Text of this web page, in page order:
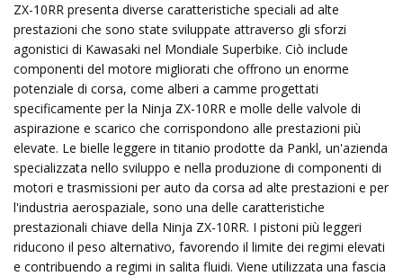
ZX-10RR presenta diverse caratteristiche speciali ad alte
prestazioni che sono state sviluppate attraverso gli sforzi
agonistici di Kawasaki nel Mondiale Superbike. Ciò include
componenti del motore migliorati che offrono un enorme
potenziale di corsa, come alberi a camme progettati
specificamente per la Ninja ZX-10RR e molle delle valvole di
aspirazione e scarico che corrispondono alle prestazioni più
elevate. Le bielle leggere in titanio prodotte da Pankl, un'azienda
specializzata nello sviluppo e nella produzione di componenti di
motori e trasmissioni per auto da corsa ad alte prestazioni e per
l'industria aerospaziale, sono una delle caratteristiche
prestazionali chiave della Ninja ZX-10RR. I pistoni più leggeri
riducono il peso alternativo, favorendo il limite dei regimi elevati
e contribuendo a regimi in salita fluidi. Viene utilizzata una fascia